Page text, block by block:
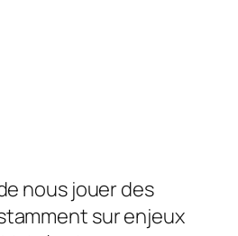
nous jouer des
sur enjeux